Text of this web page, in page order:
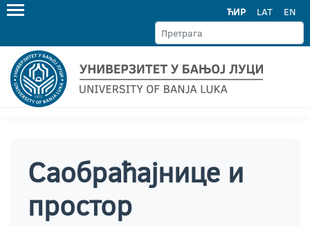
ЋИР LAT EN
Саобраћајнице и
простор